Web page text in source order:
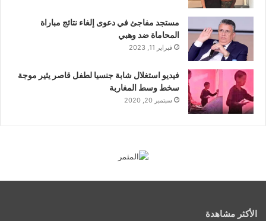
مستجد مفاجئ في دعوى إلغاء نتائج مباراة
المحاماة ضد وهبي
فبراير 11, 2023
فيديو استغلال شابة جنسيا لطفل قاصر يثير موجة
سخط وسط المغاربة
سبتمبر 20, 2020
الأكثر مشاهدة